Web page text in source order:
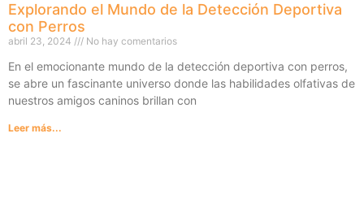
Explorando el Mundo de la Detección Deportiva
con Perros
abril 23, 2024 No hay comentarios
En el emocionante mundo de la detección deportiva con perros,
se abre un fascinante universo donde las habilidades olfativas de
nuestros amigos caninos brillan con
Leer más...